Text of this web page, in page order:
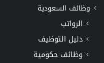
وظائف السعودية
الرواتب
دليل التوظيف
وظائف حكومية